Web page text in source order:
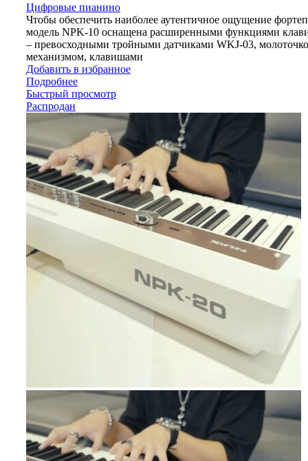
Цифровые пианино
Чтобы обеспечить наиболее аутентичное ощущение
модель NPK-10 оснащена расширенными функциями
– превосходными тройными датчиками WKJ-03,
механизмом, клавишами
Добавить в избранное
Подробнее
Быстрый просмотр
Распродан